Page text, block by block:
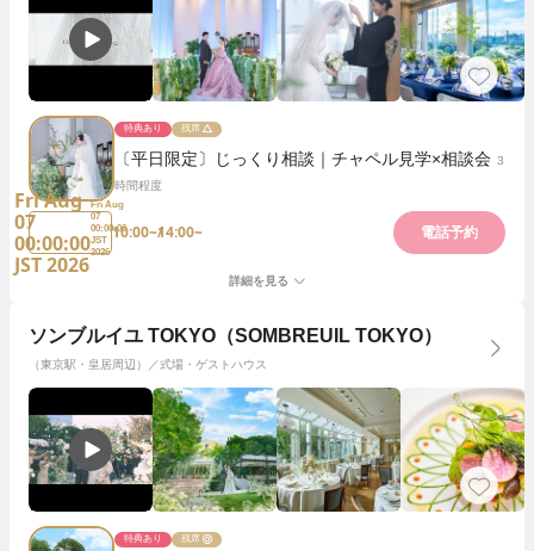
特典あり 残席
〔平日限定〕じっくり相談｜チャペル見学×相談会 3
時間程度
Fri Aug
07
00:00:00
JST 2026
Fri Aug
07
00:00:00
JST
2026
10:00~14:00~ 電話予約
詳細を見る
ソンブルイユ TOKYO（SOMBREUIL TOKYO）
（東京駅・皇居周辺）／式場・ゲストハウス
特典あり 残席